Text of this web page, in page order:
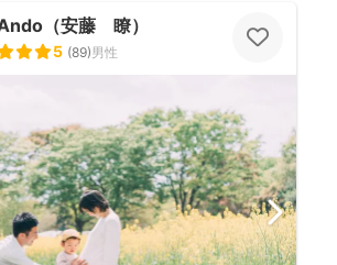
（安藤 瞭）
5 (89)男性